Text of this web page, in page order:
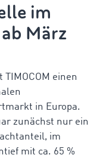
im
März
einen
in Europa.
zunächst nur ein
im
mit ca. 65 %